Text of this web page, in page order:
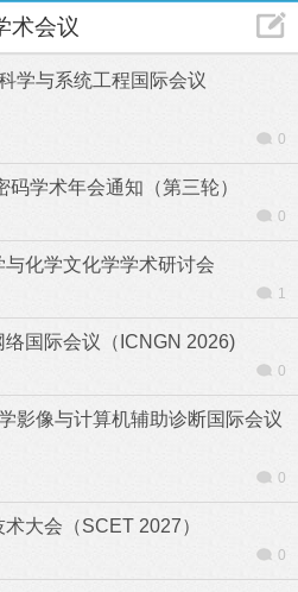
术会议
学与系统工程国际会议
0
学术年会通知（第三轮）
0
化学文化学学术研讨会
1
国际会议（ICNGN 2026)
0
影像与计算机辅助诊断国际会议
0
大会（SCET 2027）
0